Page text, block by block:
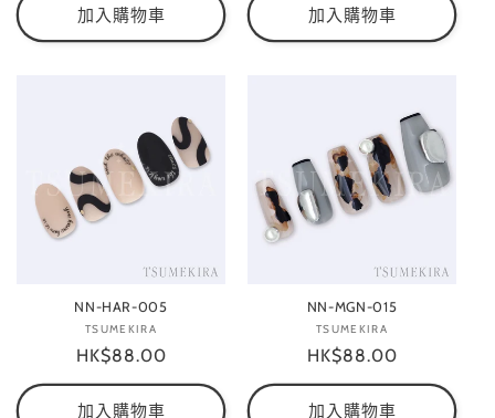
加入購物車 加入購物車
NN-HAR-005
廠
商：
TSUMEKIRA
定
價
HK$88.00
加入購物車
NN-MGN-015
廠
商：
TSUMEKIRA
定
價
HK$88.00
加入購物車